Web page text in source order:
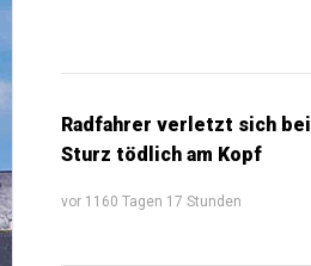
Radfahrer verletzt sich bei
Sturz tödlich am Kopf
vor 1160 Tagen 17 Stunden